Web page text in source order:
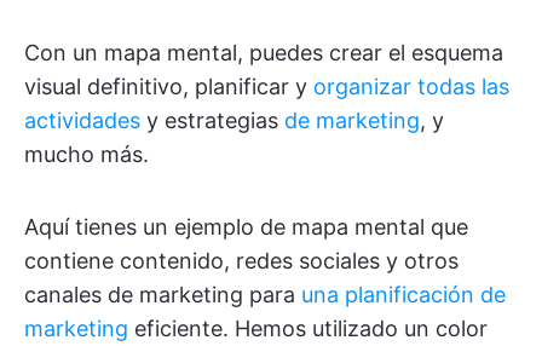
Con un mapa mental, puedes crear el esquema
visual definitivo, planificar y organizar todas las
actividades y estrategias de marketing, y
mucho más.
Aquí tienes un ejemplo de mapa mental que
contiene contenido, redes sociales y otros
canales de marketing para una planificación de
marketing eficiente. Hemos utilizado un color